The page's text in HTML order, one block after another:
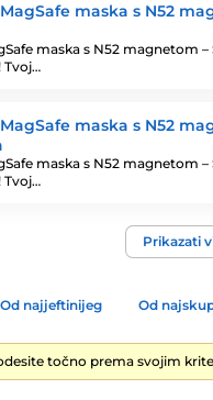
maska s N52
maska s N52 magnetom –
Tvoj…
maska s N52
maska s N52 magnetom –
Tvoj…
Prikazati
Od najjeftinijeg Od
točno prema svojim